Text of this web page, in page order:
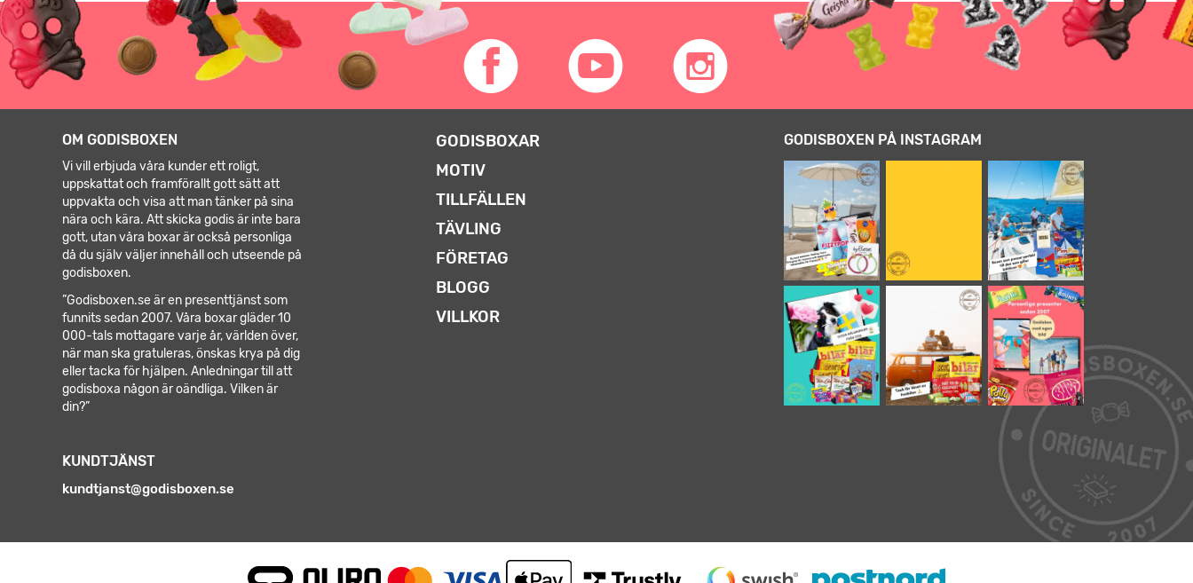
GODISBOXEN PÅ INSTAGRAM
GODISBOXAR
MOTIV
TILLFÄLLEN
TÄVLING
FÖRETAG
BLOGG
VILLKOR
KUNDTJÄNST
kundtjanst@godisboxen.se
OM GODISBOXEN
Vi vill erbjuda våra kunder ett roligt,
uppskattat och framförallt gott sätt att
uppvakta och visa att man tänker på sina
nära och kära. Att skicka godis är inte bara
gott, utan våra boxar är också personliga
då du själv väljer innehåll och utseende på
godisboxen.
”Godisboxen.se är en presenttjänst som
funnits sedan 2007. Våra boxar gläder 10
000-tals mottagare varje år, världen över,
när man ska gratuleras, önskas krya på dig
eller tacka för hjälpen. Anledningar till att
godisboxa någon är oändliga. Vilken är
din?”